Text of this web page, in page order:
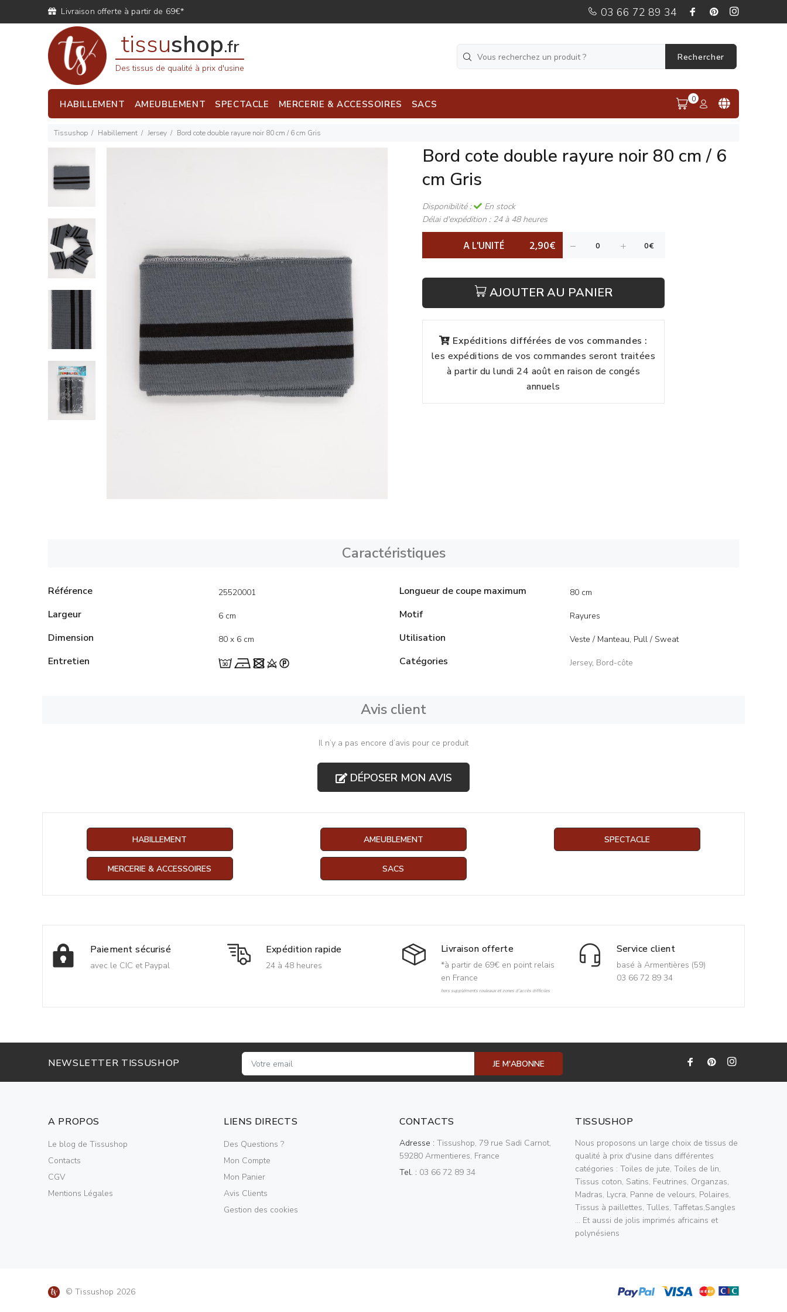
Livraison offerte à partir de 69€* 03 66 72 89 34
tissushop.fr
Des tissus de qualité à prix d'usine
Rechercher
HABILLEMENT AMEUBLEMENT SPECTACLE MERCERIE & ACCESSOIRES SACS 0
Tissushop Habillement Jersey Bord cote double rayure noir 80 cm / 6 cm Gris
Bord cote double rayure noir 80 cm / 6
cm Gris
Disponibilité :
En stock
Délai d'expédition : 24 à 48 heures
A L'UNITÉ 2,90€
AJOUTER AU PANIER
Expéditions différées de vos commandes :
les expéditions de vos commandes seront traitées
à partir du lundi 24 août en raison de congés
annuels
Caractéristiques
Référence 25520001
Largeur 6 cm
Dimension 80 x 6 cm
Entretien
Longueur de coupe maximum 80 cm
Motif Rayures
Utilisation Veste / Manteau, Pull / Sweat
Catégories Jersey, Bord-côte
Avis client
Il n’y a pas encore d’avis pour ce produit
DÉPOSER MON AVIS
HABILLEMENT AMEUBLEMENT SPECTACLE
MERCERIE & ACCESSOIRES SACS
Paiement sécurisé
avec le CIC et Paypal
Expédition rapide
24 à 48 heures
Livraison offerte
*à partir de 69€ en point relais
en France
hors suppléments rouleaux et zones d'accès difficiles
Service client
basé à Armentières (59)
03 66 72 89 34
NEWSLETTER TISSUSHOP JE M'ABONNE
A PROPOS
Le blog de Tissushop
Contacts
CGV
Mentions Légales
LIENS DIRECTS
Des Questions ?
Mon Compte
Mon Panier
Avis Clients
Gestion des cookies
CONTACTS
Adresse : Tissushop, 79 rue Sadi Carnot,
59280 Armentieres, France
Tel. : 03 66 72 89 34
TISSUSHOP
Nous proposons un large choix de tissus de
qualité à prix d'usine dans différentes
catégories : Toiles de jute, Toiles de lin,
Tissus coton, Satins, Feutrines, Organzas,
Madras, Lycra, Panne de velours, Polaires,
Tissus à paillettes, Tulles, Taffetas,Sangles
... Et aussi de jolis imprimés africains et
polynésiens
© Tissushop 2026